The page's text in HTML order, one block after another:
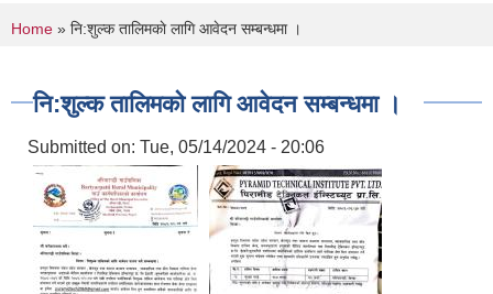
You are here
Home » नि:शुल्क तालिमकाे लागि आवेदन सम्बन्धमा ।
नि:शुल्क तालिमकाे लागि आवेदन सम्बन्धमा ।
Submitted on: Tue, 05/14/2024 - 20:06